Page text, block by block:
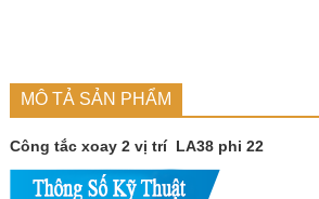
MÔ TẢ SẢN PHẨM
Công tắc xoay 2 vị trí LA38 phi 22